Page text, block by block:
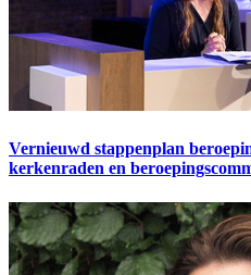
Vernieuwd stappenplan
kerkenraden en